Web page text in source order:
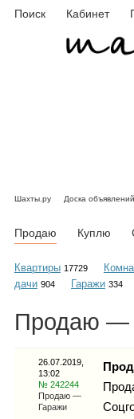
Поиск Кабинет
Шахты.ру Доска объявлений
Продаю Куплю
Квартиры 17729
дачи 904 Гаражи 334
Продаю —
26.07.2019,
13:02
№ 242244
Продаю —
Гаражи